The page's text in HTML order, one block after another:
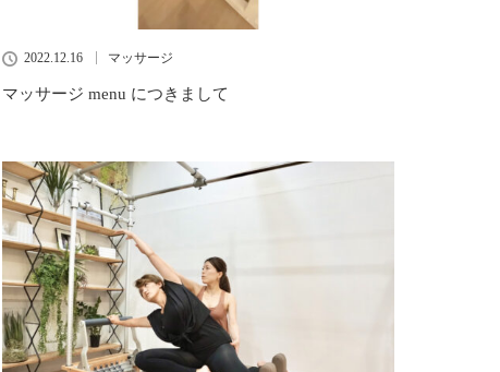
2022.12.16 マッサージ
マッサージ menu につきまして